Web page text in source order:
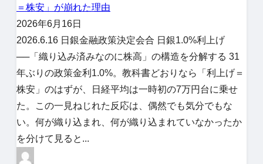
＝株安」が崩れた理由
2026年6月16日
2026.6.16 日銀金融政策決定会合 日銀1.0%利上げ
──「織り込み済みなのに株高」の構造を分解する 31
年ぶりの政策金利1.0%。教科書どおりなら「利上げ＝
株安」のはずが、日経平均は一時初の7万円台に乗せ
た。この一見ねじれた反応は、偶然でも気分でもな
い。何が織り込まれ、何が織り込まれていなかったか
を分けて見ると...